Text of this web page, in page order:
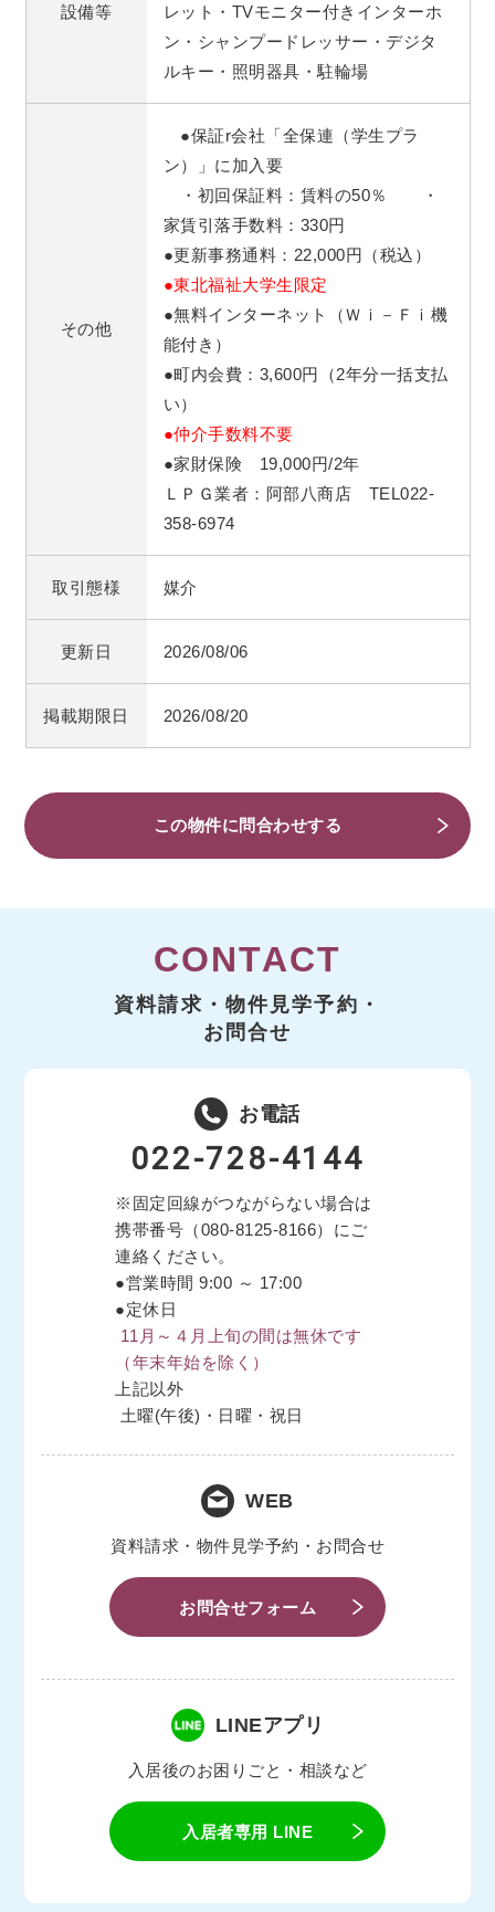
設備等
レット・TVモニター付きインターホ
ン・シャンプードレッサー・デジタ
ルキー・照明器具・駐輪場
その他
●保証r会社「全保連（学生プラ
ン）」に加入要
・初回保証料：賃料の50％ ・
家賃引落手数料：330円
●更新事務通料：22,000円（税込）
●東北福祉大学生限定
●無料インターネット（Ｗｉ－Ｆｉ機
能付き）
●町内会費：3,600円（2年分一括支払
い）
●仲介手数料不要
●家財保険 19,000円/2年
ＬＰＧ業者：阿部八商店 TEL022-
358-6974
取引態様 媒介
更新日 2026/08/06
掲載期限日 2026/08/20
この物件に問合わせする
資料請求・物件見学予約・
お問合せ
CONTACT
お電話
022-728-4144
※固定回線がつながらない場合は
携帯番号（080-8125-8166）にご
連絡ください。
●営業時間 9:00 ～ 17:00
●定休日
11月～４月上旬の間は無休です
（年末年始を除く）
上記以外
土曜(午後)・日曜・祝日
WEB
資料請求・物件見学予約・お問合せ
お問合せフォーム
LINEアプリ
入居後のお困りごと・相談など
入居者専用 LINE